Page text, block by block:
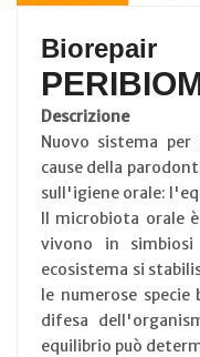
Biorepair
Descrizione
Nuovo sistema
cause della
sull'igiene orale:
Il microbiota orale
vivono in
ecosistema si
le numerose
difesa
equilibrio può